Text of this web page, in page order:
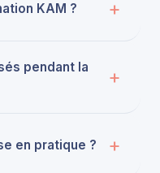
KAM ?
pendant la
en pratique ?